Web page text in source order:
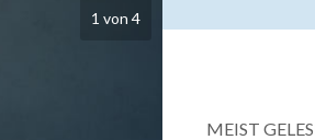
1 von 4
MEIST